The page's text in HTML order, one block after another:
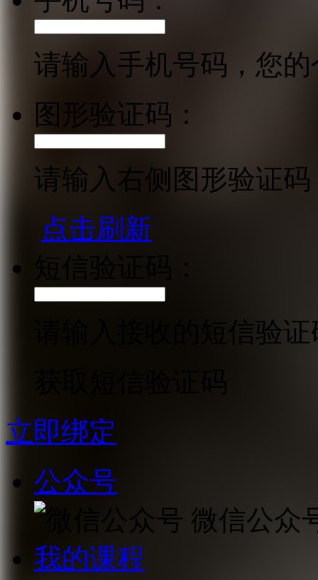
请输入手机号码，您
图形验证码：
请输入右侧图形验证码
点击刷新
请输入接收的短信验
立即绑定
公众号
微信公众
我的课程